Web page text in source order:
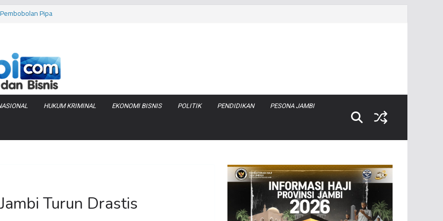
Pipa
Produksi Air
Jabung
HUKUM KRIMINAL EKONOMI BISNIS POLITIK PENDIDIKAN PESONA JAMBI
Turun Drastis